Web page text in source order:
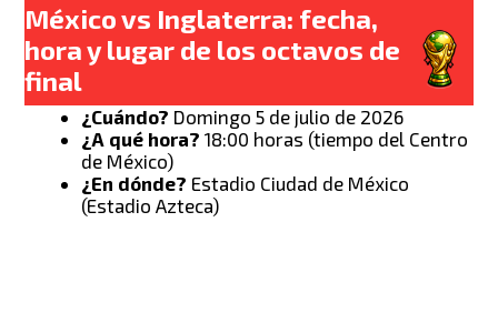
México vs Inglaterra: fecha,
hora y lugar de los octavos de
final
¿Cuándo? Domingo 5 de julio de 2026
¿A qué hora? 18:00 horas (tiempo del Centro
de México)
¿En dónde? Estadio Ciudad de México
(Estadio Azteca)